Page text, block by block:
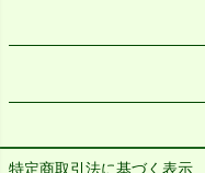
特定商取引法に基づく表示